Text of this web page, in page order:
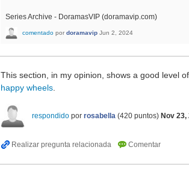
Series Archive - DoramasVIP (doramavip.com)
comentado por doramavip Jun 2, 2024
This section, in my opinion, shows a good level
happy wheels
respondido por rosabella (420 puntos) Nov 23,